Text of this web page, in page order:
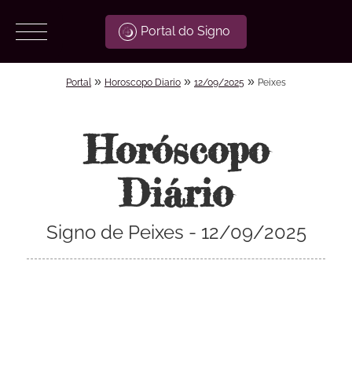
Portal do Signo
Portal » Horoscopo Diario » 12/09/2025 » Peixes
Horóscopo
Diário
Signo de Peixes - 12/09/2025